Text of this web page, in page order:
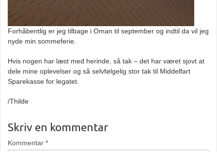
Forhåbentlig er jeg tilbage i Oman til september og indtil da vil jeg
nyde min sommeferie.
Hvis nogen har læst med herinde, så tak – det har været sjovt at
dele mine oplevelser og så selvfølgelig stor tak til Middelfart
Sparekasse for legatet.
/Thilde
Skriv en kommentar
Kommentar *